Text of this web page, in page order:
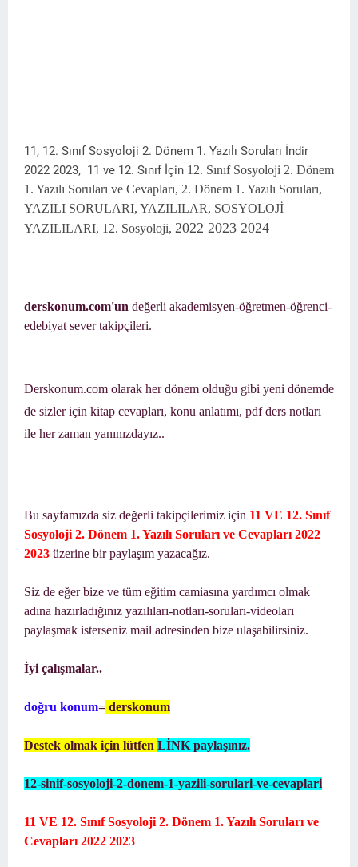
11, 12. Sınıf Sosyoloji 2. Dönem 1. Yazılı Soruları İndir
2022 2023, 11 ve 12. Sınıf İçin 12. Sınıf Sosyoloji 2. Dönem
1. Yazılı Soruları ve Cevapları, 2. Dönem 1. Yazılı Soruları,
YAZILI SORULARI, YAZILILAR, SOSYOLOJİ
YAZILILARI, 12. Sosyoloji, 2022 2023 2024
derskonum.com'un değerli akademisyen-öğretmen-öğrenci-
edebiyat sever takipçileri.
Derskonum.com olarak her dönem olduğu gibi yeni dönemde
de sizler için kitap cevapları, konu anlatımı, pdf ders notları
ile her zaman yanınızdayız..
Bu sayfamızda siz değerli takipçilerimiz için 11 VE 12. Sınıf
Sosyoloji 2. Dönem 1. Yazılı Soruları ve Cevapları 2022
2023 üzerine bir paylaşım yazacağız.
Siz de eğer bize ve tüm eğitim camiasına yardımcı olmak
adına hazırladığınız yazılıları-notları-soruları-videoları
paylaşmak isterseniz mail adresinden bize ulaşabilirsiniz.
İyi çalışmalar..
doğru konum= derskonum
Destek olmak için lütfen LİNK paylaşınız.
12-sinif-sosyoloji-2-donem-1-yazili-sorulari-ve-cevaplari
11 VE 12. Sınıf Sosyoloji 2. Dönem 1. Yazılı Soruları ve
Cevapları 2022 2023